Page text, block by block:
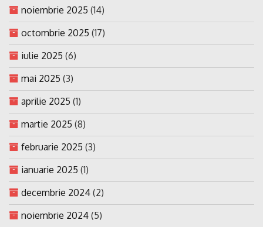
noiembrie 2025 (14)
octombrie 2025 (17)
iulie 2025 (6)
mai 2025 (3)
aprilie 2025 (1)
martie 2025 (8)
februarie 2025 (3)
ianuarie 2025 (1)
decembrie 2024 (2)
noiembrie 2024 (5)